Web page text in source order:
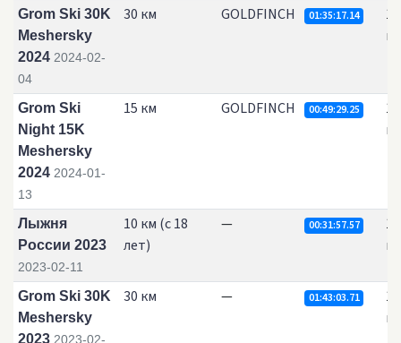
Grom Ski 30K
Meshersky
2024 2024-02-
04
30 км GOLDFINCH 01:35:17.14
Grom Ski
Night 15K
Meshersky
2024 2024-01-
13
15 км GOLDFINCH 00:49:29.25
Лыжня
России 2023
2023-02-11
10 км (с 18
лет)
— 00:31:57.57
Grom Ski 30K
Meshersky
2023 2023-02-
30 км — 01:43:03.71